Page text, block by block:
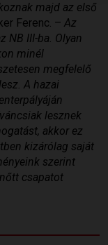
majd az első
Ferenc. – Az
NB III-ba. Olyan
minél
megfelelő
A hazai
lesznek
akkor ez
kizárólag saját
szerint
csapatot